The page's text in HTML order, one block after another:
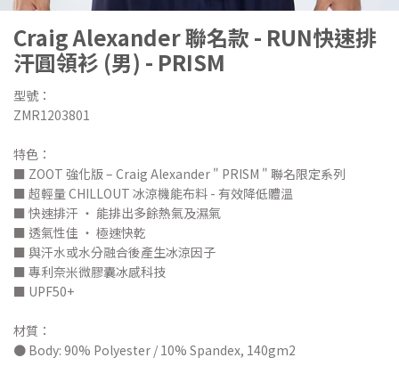
Craig Alexander 聯名款 - RUN快速排
汗圓領衫 (男) - PRISM
型號：
ZMR1203801
特色：
■ ZOOT 強化版 – Craig Alexander " PRISM " 聯名限定系列
■ 超輕量 CHILLOUT 冰涼機能布料 - 有效降低體溫
■ 快速排汗 ‧ 能排出多餘熱氣及濕氣
■ 透氣性佳 ‧ 極速快乾
■ 與汗水或水分融合後產生冰涼因子
■ 專利奈米微膠囊冰感科技
■ UPF50+
材質：
● Body: 90% Polyester / 10% Spandex, 140gm2